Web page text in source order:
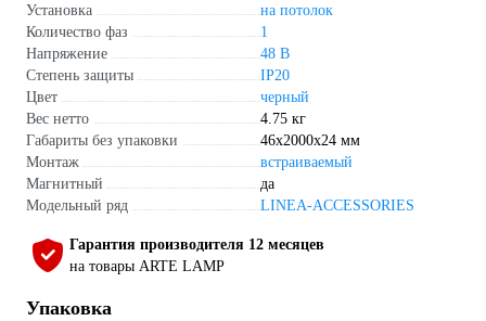
Установка
на потолок
Количество фаз
1
Напряжение
48 В
Степень защиты
IP20
Цвет
черный
Вес нетто
4.75 кг
Габариты без упаковки
46х2000х24 мм
Монтаж
встраиваемый
Магнитный
да
Модельный ряд
LINEA-ACCESSORIES
Гарантия производителя 12 месяцев
на товары ARTE LAMP
Упаковка